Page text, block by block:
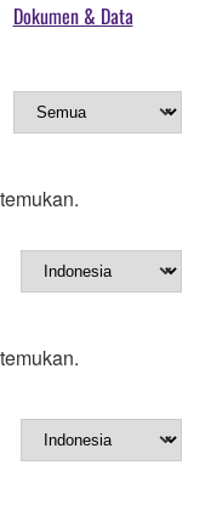
Dokumen & Data